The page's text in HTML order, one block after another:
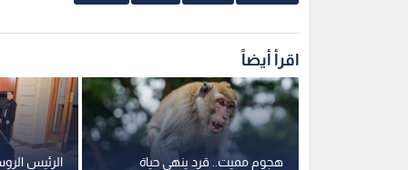
اقرأ أيضاً
الرئيس
هجوم مميت.. قرد ينهي حياة